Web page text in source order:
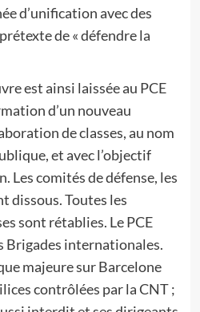
d’unification avec des
de « défendre la
est ainsi laissée au PCE
d’un nouveau
de classes, au nom
et avec l’objectif
Les comités de défense, les
dissous. Toutes les
sont rétablies. Le PCE
Brigades internationales.
majeure sur Barcelone
contrôlées par la CNT ;